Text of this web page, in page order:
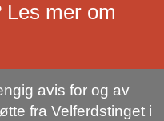
Les mer om
avis for og av
fra Velferdstinget i